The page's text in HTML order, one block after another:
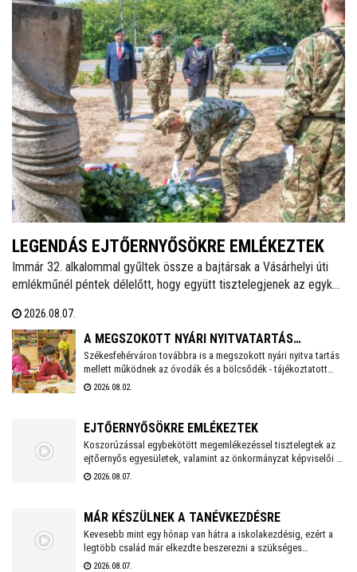
LEGENDÁS EJTŐERNYŐSÖKRE EMLÉKEZTEK
Immár 32. alkalommal gyűltek össze a bajtársak a Vásárhelyi úti
emlékműnél péntek délelőtt, hogy együtt tisztelegjenek az egykori
Veterán Repülők és Ejtőernyősök Fejér Megyei Egyesülete ezzel a
rendezvénnyel őrzi az a második világháború után újjászervezett,
1951-től 1954-ig Székesfehérváron ismertté vált ejtőernyős
alakulat emlékét.
2026.08.07.
A MEGSZOKOTT NYÁRI NYITVATARTÁS
MELLETT MŰKÖDNEK A FEHÉRVÁRI ÓVODÁK ÉS
BÖLCSŐDÉK
Székesfehérváron továbbra is a megszokott nyári nyitva tartás
mellett működnek az óvodák és a bölcsődék - tájékoztatott
közösségi oldalán a város polgármestere. Hétfőtől is tehát a
2026.08.02.
EJTŐERNYŐSÖKRE EMLÉKEZTEK
Koszorúzással egybekötött megemlékezéssel tisztelegtek az
ejtőernyős egyesületek, valamint az önkormányzat képviselői a
Repülős és Ejtőernyős Emlékműnél. A jelenlévők a 62. Önálló
2026.08.07.
MÁR KÉSZÜLNEK A TANÉVKEZDÉSRE
Kevesebb mint egy hónap van hátra a iskolakezdésig, ezért a
legtöbb család már elkezdte beszerezni a szükséges
tanszereket. A fehérvári papír-írószer üzletek már július eleje
2026.08.07.